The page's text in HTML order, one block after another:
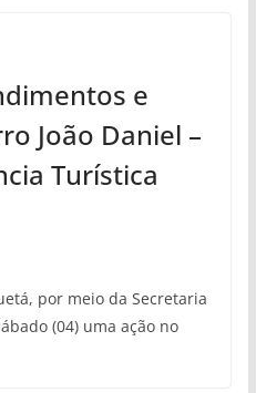
e
João Daniel –
Turística
por meio da Secretaria
(04) uma ação no